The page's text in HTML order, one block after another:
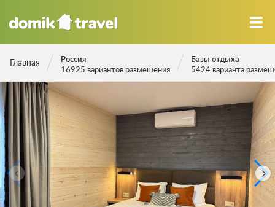
Главная
Россия
16925 вариантов размещения
Базы отдыха
5424 варианта